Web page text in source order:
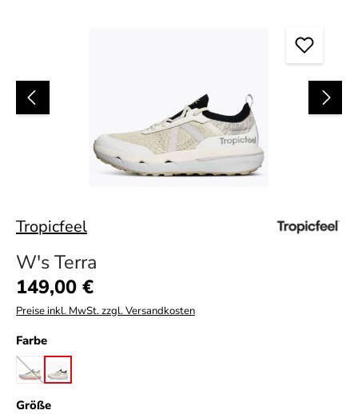
Tropicfeel
W's Terra
Regulärer Preis:
149,00 €
Preise inkl. MwSt. zzgl. Versandkosten
Farbeauswählen
eucalyptus red
(Diese Option ist zurzeit nicht verfügbar.)
silver grey
Größeauswählen